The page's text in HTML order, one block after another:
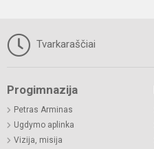
Tvarkaraščiai
Progimnazija
Petras Arminas
Ugdymo aplinka
Vizija, misija